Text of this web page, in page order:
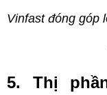
Vinfast đóng góp
5. Thị